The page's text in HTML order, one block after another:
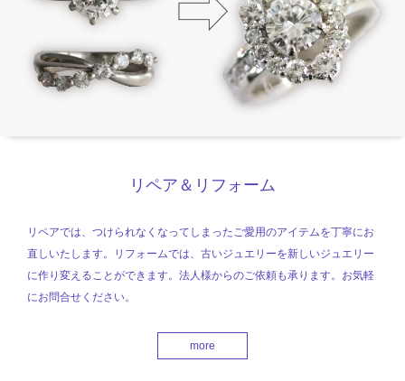
リペア＆リフォーム
リペアでは、つけられなくなってしまったご愛用のアイテムを丁寧にお
直しいたします。リフォームでは、古いジュエリーを新しいジュエリー
に作り変えることができます。法人様からのご依頼も承ります。お気軽
にお問合せください。
more